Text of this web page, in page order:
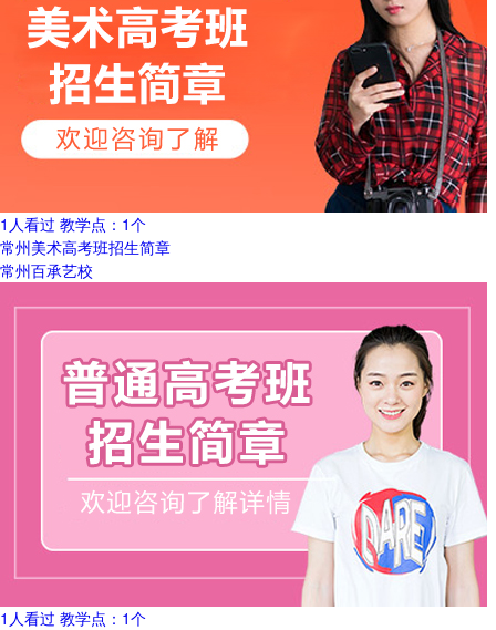
1人看过 教学点： 1个
常州美术高考班招生简章
常州百承艺校
1人看过 教学点： 1个